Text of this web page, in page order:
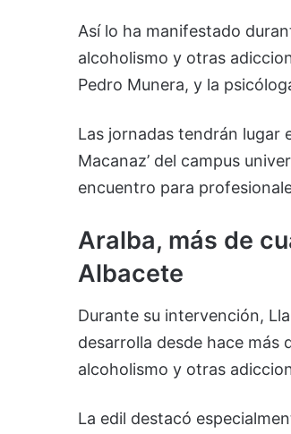
Así lo ha manifestado
alcoholismo y otras
Pedro Munera, y la
Las jornadas tendrán lugar
Macanaz’ del campus
encuentro para
Aralba, más de
Albacete
Durante su intervención,
desarrolla desde hace más
alcoholismo y otras
La edil destacó